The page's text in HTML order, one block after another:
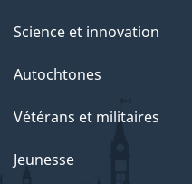
Science et innovation
Autochtones
Vétérans et militaires
Jeunesse